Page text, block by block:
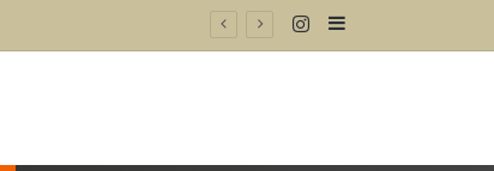
InstagramBarra Lateral